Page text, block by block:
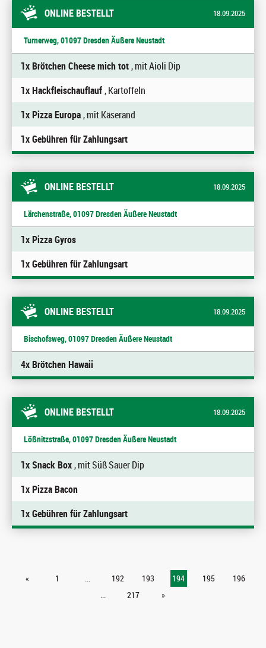
ONLINE BESTELLT 18.09.2025
Turnerweg, 01097 Dresden Äußere Neustadt
1x Brötchen Cheese mich tot, mit Aioli Dip
1x Hackfleischauflauf, Kartoffeln
1x Pizza Europa, mit Käserand
1x Gebühren für Zahlungsart
ONLINE BESTELLT 18.09.2025
Lärchenstraße, 01097 Dresden Äußere Neustadt
1x Pizza Gyros
1x Gebühren für Zahlungsart
ONLINE BESTELLT 18.09.2025
Bischofsweg, 01097 Dresden Äußere Neustadt
4x Brötchen Hawaii
ONLINE BESTELLT 18.09.2025
Lößnitzstraße, 01097 Dresden Äußere Neustadt
1x Snack Box, mit Süß Sauer Dip
1x Pizza Bacon
1x Gebühren für Zahlungsart
« 1 ... 192 193 194 195
196
...
217 »